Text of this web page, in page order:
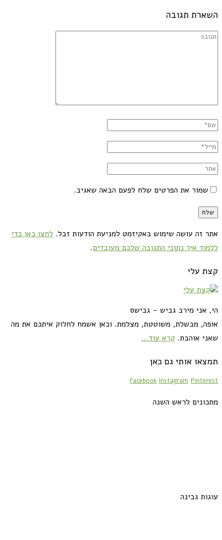
השארת תגובה
שמור את הפרטים שלח לפעם הבאה שאגיב.
אתר זה עושה שימוש באקיזמט למניעת הודעות זבל. לחצו כאן כדי
ללמוד איך נתוני התגובה שלכם מעובדים.
קצת עלי
הי, אני מירב גביש - גבישס
אופה, מבשלת, משוטטת, מצלמת. וכאן אשמח לחלוק איתכם את מה
שאני אוהבת. קרא עוד...
תמצאו אותי גם כאן
Facebook Instagram Pinterest
מתכונים לראש השנה
עוגות גבינה